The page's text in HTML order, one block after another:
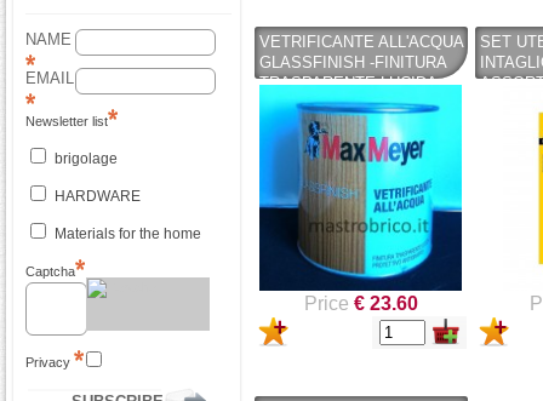
NAME
EMAIL
Newsletter list
brigolage
HARDWARE
Materials for the home
Captcha
Privacy
VETRIFICANTE ALL'ACQUA
GLASSFINISH -FINITURA
TRASPARENTE LUCIDA
750ML - MAX MEYER
Price € 23.60
SET